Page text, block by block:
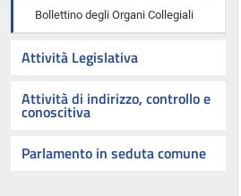
Bollettino degli Organi Collegiali
Attività Legislativa
Attività di indirizzo, controllo e
conoscitiva
Parlamento in seduta comune